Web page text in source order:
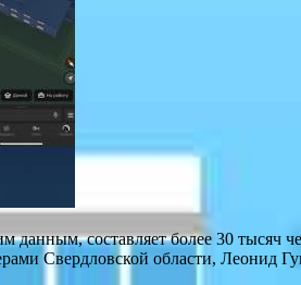
составляет более 30 тысяч
Свердловской области, Леонид